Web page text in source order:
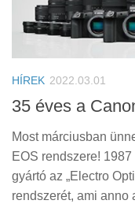
HÍREK 2022.03.01
35 éves a
Most márciusban
EOS rendszere!
gyártó az „Electro
rendszerét, ami anno